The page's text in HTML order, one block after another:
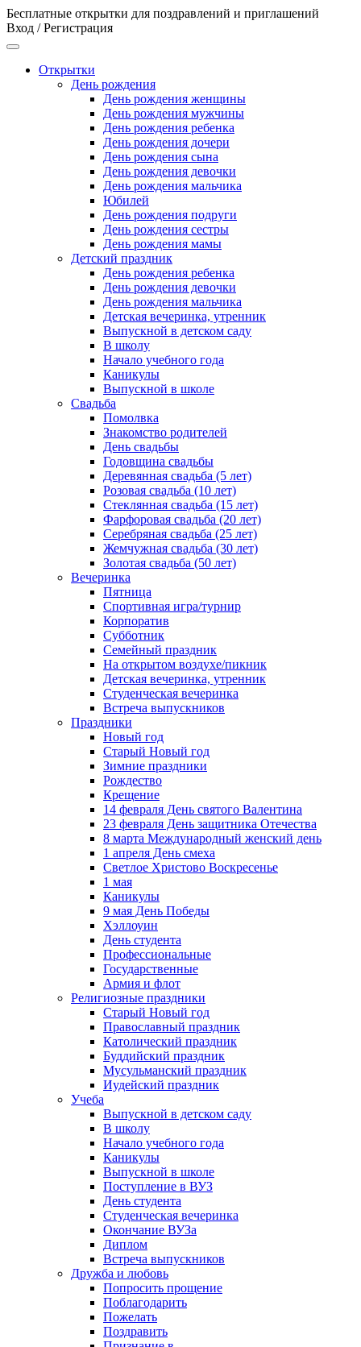
Бесплатные открытки для поздравлений и приглашений
Вход / Регистрация
Открытки
День рождения
День рождения женщины
День рождения мужчины
День рождения ребенка
День рождения дочери
День рождения сына
День рождения девочки
День рождения мальчика
Юбилей
День рождения подруги
День рождения сестры
День рождения мамы
Детский праздник
День рождения ребенка
День рождения девочки
День рождения мальчика
Детская вечеринка, утренник
Выпускной в детском саду
В школу
Начало учебного года
Каникулы
Выпускной в школе
Свадьба
Помолвка
Знакомство родителей
День свадьбы
Годовщина свадьбы
Деревянная свадьба (5 лет)
Розовая свадьба (10 лет)
Стеклянная свадьба (15 лет)
Фарфоровая свадьба (20 лет)
Серебряная свадьба (25 лет)
Жемчужная свадьба (30 лет)
Золотая свадьба (50 лет)
Вечеринка
Пятница
Спортивная игра/турнир
Корпоратив
Субботник
Семейный праздник
На открытом воздухе/пикник
Детская вечеринка, утренник
Студенческая вечеринка
Встреча выпускников
Праздники
Новый год
Старый Новый год
Зимние праздники
Рождество
Крещение
14 февраля День святого Валентина
23 февраля День защитника Отечества
8 марта Международный женский день
1 апреля День смеха
Светлое Христово Воскресенье
1 мая
Каникулы
9 мая День Победы
Хэллоуин
День студента
Профессиональные
Государственные
Армия и флот
Религиозные праздники
Старый Новый год
Православный праздник
Католический праздник
Буддийский праздник
Мусульманский праздник
Иудейский праздник
Учеба
Выпускной в детском саду
В школу
Начало учебного года
Каникулы
Выпускной в школе
Поступление в ВУЗ
День студента
Студенческая вечеринка
Окончание ВУЗа
Диплом
Встреча выпускников
Дружба и любовь
Попросить прощение
Поблагодарить
Пожелать
Поздравить